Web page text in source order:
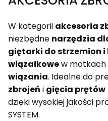
W kategorii akcesoria
niezbędne narzędzia
giętarki do strzemion i
wiązałkowew motkach
wiązania. Idealne do
zbrojeń i gięcia prętów
dzięki wysokiej jakości
SYSTEM.